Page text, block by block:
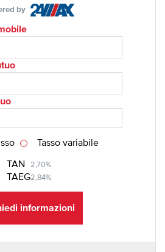
by
TAN 2,70%
TAEG2,84%
Tasso variabile
informazioni